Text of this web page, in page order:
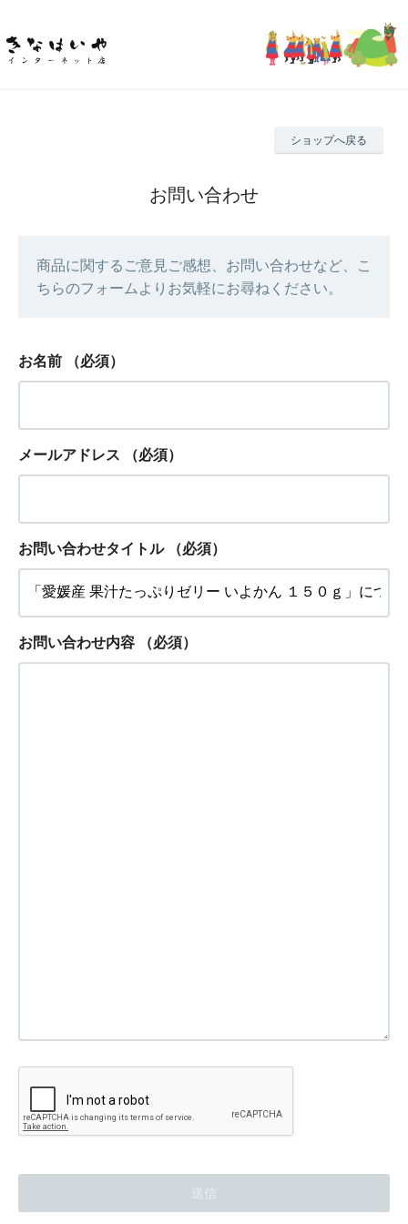
ショップへ戻る
お問い合わせ
商品に関するご意見ご感想、お問い合わせなど、こ
ちらのフォームよりお気軽にお尋ねください。
お名前 （必須）
メールアドレス （必須）
お問い合わせタイトル （必須）
お問い合わせ内容 （必須）